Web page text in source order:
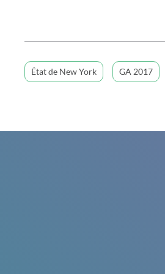
État de New York GA 2017